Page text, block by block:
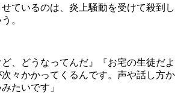
ているのは、炎上騒動を受けて殺到し
。
ど、どうなってんだ』『お宅の生徒だよ
々かかってくるんです。声や話し方か
たいです」